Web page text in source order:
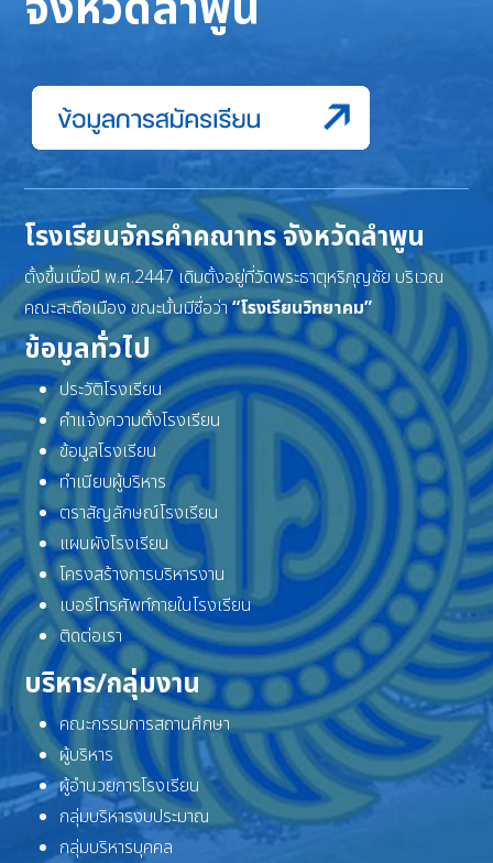
โรงเรียนจักรคำคณาทร จังหวัดลำพูน
ตั้งขึ้นเมื่อปี พ.ศ.2447 เดิมตั้งอยู่ที่วัดพระธาตุหริภุญชัย บริเวณ
คณะสะดือเมือง ขณะนั้นมีชื่อว่า“โรงเรียนวิทยาคม”
ข้อมูลทั่วไป
ประวัติโรงเรียน
คำแจ้งความตั้งโรงเรียน
ข้อมูลโรงเรียน
ทำเนียบผู้บริหาร
ตราสัญลักษณ์โรงเรียน
แผนผังโรงเรียน
โครงสร้างการบริหารงาน
เบอร์โทรศัพท์ภายในโรงเรียน
ติดต่อเรา
บริหาร/กลุ่มงาน
คณะกรรมการสถานศึกษา
ผู้บริหาร
ผู้อำนวยการโรงเรียน
กลุ่มบริหารงบประมาณ
กลุ่มบริหารบุคคล